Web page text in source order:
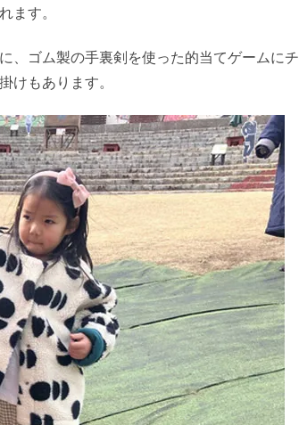
ます。
、ゴム製の手裏剣を使った的当てゲームにチ
けもあります。